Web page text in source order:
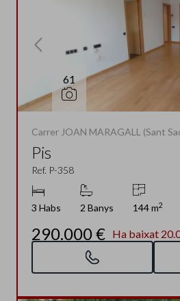
61
Carrer JOAN MARAGALL (Sant
Pis
Ref. P-358
3 Habs 2 Banys 144 m2
290.000 € Ha baixat